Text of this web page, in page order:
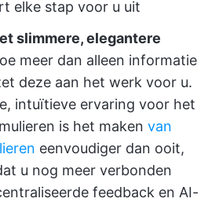
elke stap voor u uit
slimmere, elegantere
meer dan alleen informatie
deze aan het werk voor u.
intuïtieve ervaring voor het
is het maken van
eenvoudiger dan ooit,
u nog meer verbonden
feedback en AI-